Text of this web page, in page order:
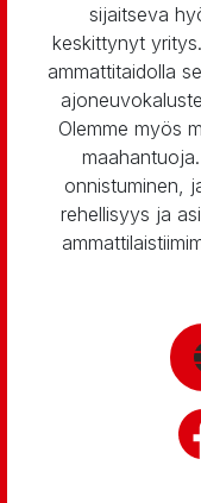
sijaitseva
keskittynyt
ammattitaidolla
Olemme myös
onnistuminen,
rehellisyys ja